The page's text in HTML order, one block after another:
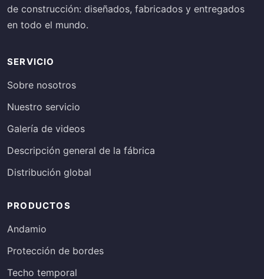
de construcción: diseñados, fabricados y entregados
en todo el mundo.
SERVICIO
Sobre nosotros
Nuestro servicio
Galería de videos
Descripción general de la fábrica
Distribución global
PRODUCTOS
Andamio
Protección de bordes
Techo temporal